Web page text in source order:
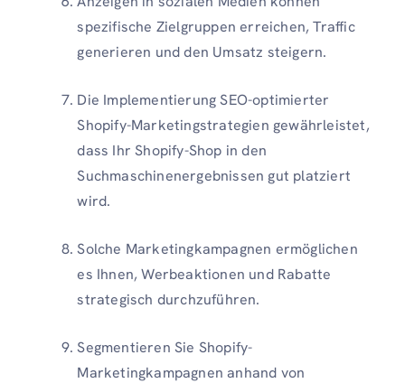
spezifische Zielgruppen erreichen, Traffic
generieren und den Umsatz steigern.
Die Implementierung SEO-optimierter
Shopify-Marketingstrategien gewährleistet,
dass Ihr Shopify-Shop in den
Suchmaschinenergebnissen gut platziert
wird.
Solche Marketingkampagnen ermöglichen
es Ihnen, Werbeaktionen und Rabatte
strategisch durchzuführen.
Segmentieren Sie Shopify-
Marketingkampagnen anhand von